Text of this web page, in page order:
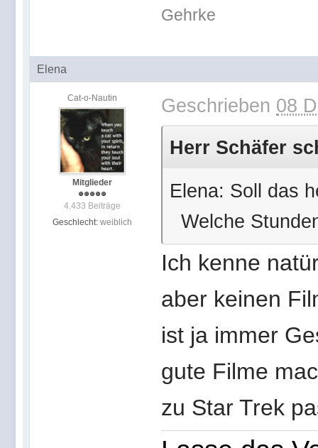
Elena
Cat-o-Nautin
Mitglieder
4.433 Beiträge
Geschlecht: weiblich
Geschrieben 08
Herr Schäfer
Elena: Soll das
Welche
Ich kenne
aber keinen
ist ja immer
gute Filme
zu Star Trek